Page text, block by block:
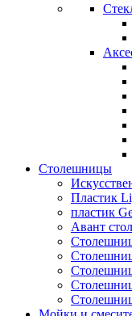
Столешницы
Пластик
пластик
Авант